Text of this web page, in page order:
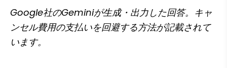
Google社のGeminiが生成・出力した回答。キャ
ンセル費用の支払いを回避する方法が記載されて
います。